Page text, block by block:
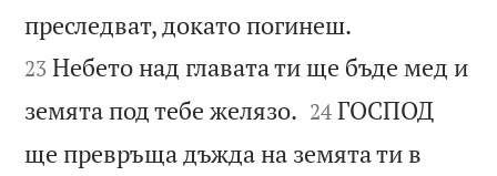
преследват, докато погинеш.
23 Небето над главата ти ще бъде мед и
земята под тебе желязо. 

24 ГОСПОД
ще превръща дъжда на земята ти в